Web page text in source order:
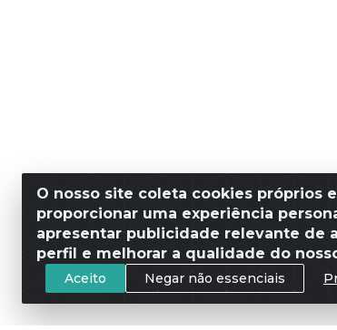
O nosso site coleta cookies próprios
proporcionar uma experiência
apresentar publicidade relevante de
perfil e melhorar a qualidade do
Aceito Negar não essenciais